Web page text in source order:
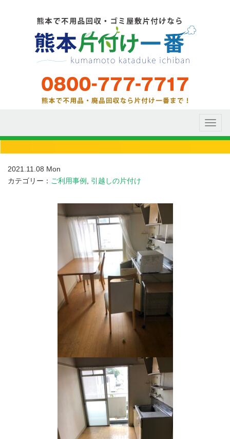
2021.11.08 Mon
カテゴリー： ご利用事例 引越しの片付け